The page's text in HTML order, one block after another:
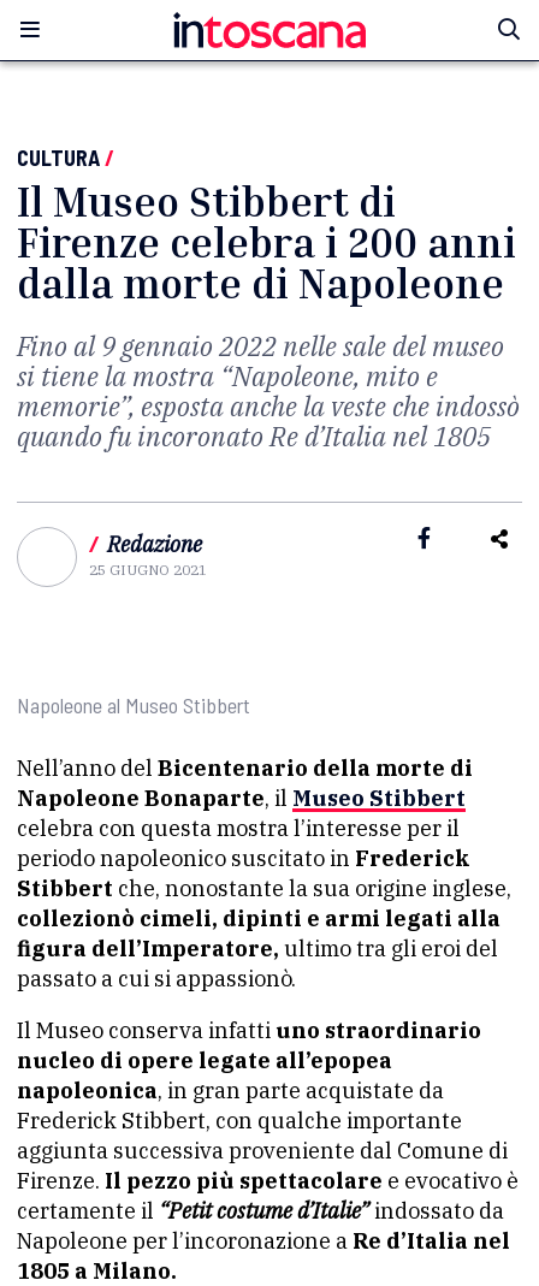
CULTURA/
Il Museo Stibbert di
Firenze celebra i 200 anni
dalla morte di Napoleone
Fino al 9 gennaio 2022 nelle sale del museo
si tiene la mostra “Napoleone, mito e
memorie”, esposta anche la veste che indossò
quando fu incoronato Re d’Italia nel 1805
/ Redazione
25 GIUGNO 2021
Napoleone al Museo Stibbert
Nell’anno del Bicentenario della morte di
Napoleone Bonaparte, il Museo Stibbert
celebra con questa mostra l’interesse per il
periodo napoleonico suscitato in Frederick
Stibbert che, nonostante la sua origine inglese,
collezionò cimeli, dipinti e armi legati alla
figura dell’Imperatore, ultimo tra gli eroi del
passato a cui si appassionò.
Il Museo conserva infatti uno straordinario
nucleo di opere legate all’epopea
napoleonica, in gran parte acquistate da
Frederick Stibbert, con qualche importante
aggiunta successiva proveniente dal Comune di
Firenze. Il pezzo più spettacolare e evocativo è
certamente il “Petit costume d’Italie”indossato da
Napoleone per l’incoronazione a Re d’Italia nel
1805 a Milano.